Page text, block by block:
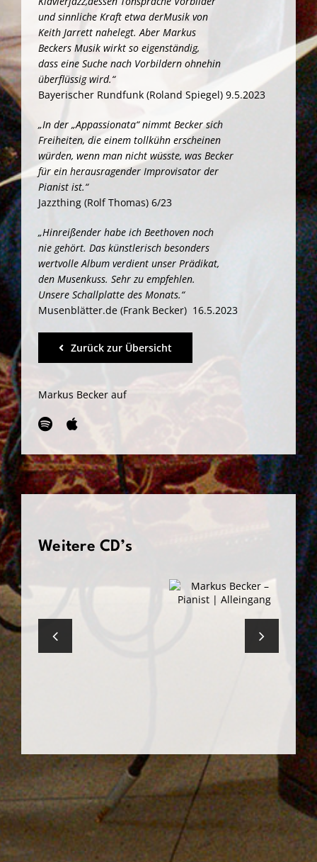
und sinnliche Kraft etwa derMusik von
Keith Jarrett nahelegt. Aber Markus
BeckersMusik wirkt so eigenständig,
dass eine Suche nach Vorbildern ohnehin
überflüssig wird.“
Bayerischer Rundfunk (Roland Spiegel) 9.5.2023
„In der „Appassionata“ nimmt Becker sich
Freiheiten, die einem tollkühn erscheinen
würden, wenn man nicht wüsste, was Becker
für ein herausragender Improvisator der
Pianist ist.“
Jazzthing (Rolf Thomas) 6/23
„Hinreißender habe ich Beethoven noch
nie gehört. Das künstlerisch besonders
wertvolle Album verdient unser Prädikat,
den Musenkuss. Sehr zu empfehlen.
Unsere Schallplatte des Monats.“
Musenblätter.de (Frank Becker) 16.5.2023
Zurück zur Übersicht
Markus Becker auf
Weitere CD’s